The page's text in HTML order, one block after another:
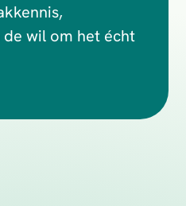
wil om het écht